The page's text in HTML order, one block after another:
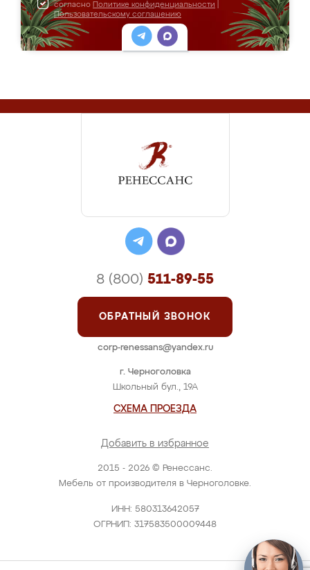
согласно Политике конфиденциальности
Пользовательскому соглашению
2015 - 2026 © Ренессанс.
Мебель от производителя в Черноголовке.
ИНН: 580313642057
ОГРНИП: 317583500009448
г. Черноголовка
Школьный бул., 19А
СХЕМА ПРОЕЗДА
Добавить в избранное
8 (800) 511-89-55
ОБРАТНЫЙ ЗВОНОК
corp-renessans@yandex.ru